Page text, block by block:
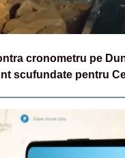
cronometru pe
scufundate pentru